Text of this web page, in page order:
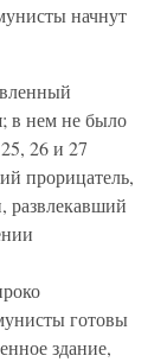
начнут
в нем не было
26 и 27
прорицатель,
развлекавший
готовы
здание,